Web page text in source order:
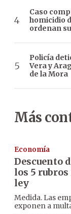
Caso
homicidio
ordenan
Policía
Vera y
de la Mora
Más
Economía
Descuento
los 5
ley
Medida. Las
exponen a